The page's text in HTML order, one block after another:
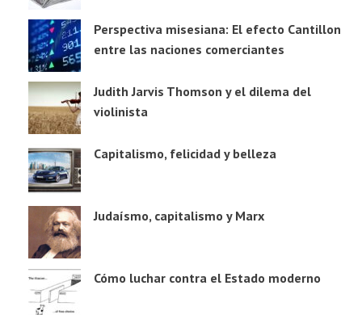
Perspectiva misesiana: El efecto Cantillon
entre las naciones comerciantes
Judith Jarvis Thomson y el dilema del
violinista
Capitalismo, felicidad y belleza
Judaísmo, capitalismo y Marx
Cómo luchar contra el Estado moderno